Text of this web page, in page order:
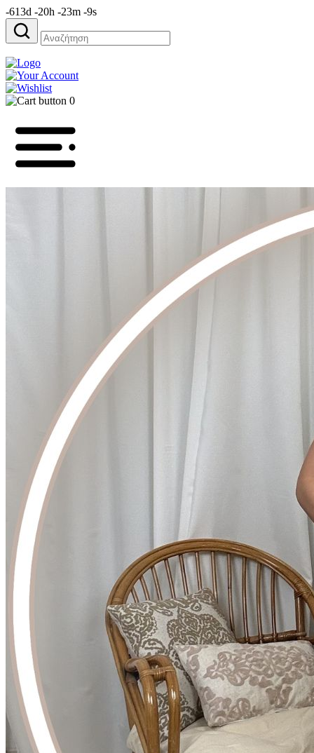
-613d -20h -23m -9s
Αναζήτηση
για:
0